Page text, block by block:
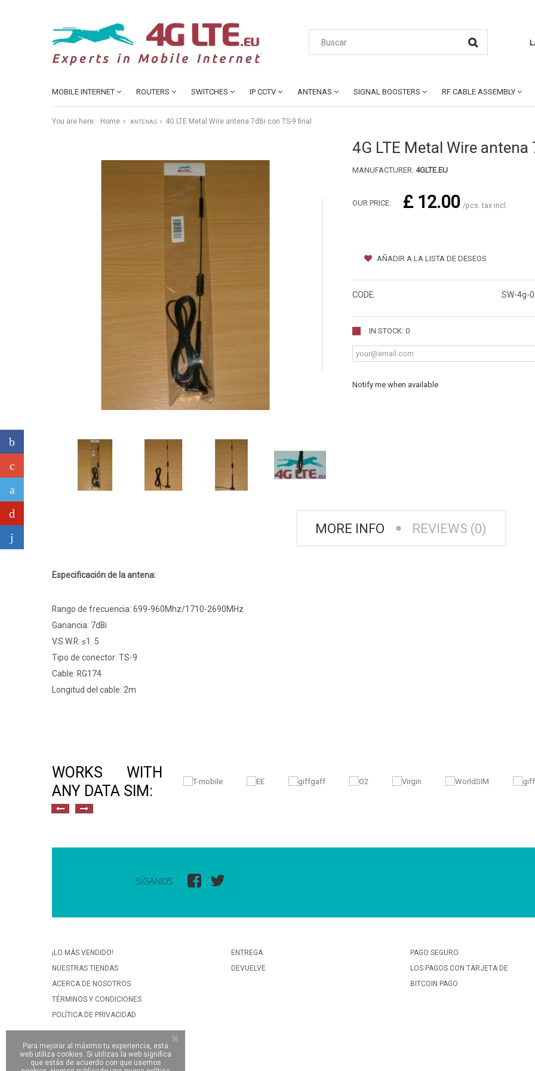
MOBILE INTERNET ROUTERS SWITCHES IP CCTV ANTENAS SIGNAL BOOSTERS RF CABLE ASSEMBLY
You are here: Home ANTENAS 4G LTE Metal Wire antena 7dBi con TS-9 final
4G LTE Metal Wire
MANUFACTURER: 4GLTE.EU
OUR PRICE: £ 12.00 /pcs. tax incl.
AÑADIR A LA LISTA DE DESEOS
CODE: SW-4g-
IN STOCK: 0
Notify me when available
MORE INFO REVIEWS (0)
Especificación de la antena:
Rango de frecuencia: 699-960Mhz/1710-2690MHz
Ganancia: 7dBi
V.S.W.R: ≤1. 5
Tipo de conector: TS-9
Cable: RG174
Longitud del cable: 2m
WORKS WITH
ANY DATA SIM:
SÍGANOS
¡LO MÁS VENDIDO!
NUESTRAS TIENDAS
ACERCA DE NOSOTROS
TÉRMINOS Y CONDICIONES
POLÍTICA DE PRIVACIDAD
ENTREGA
DEVUELVE
PAGO SEGURO
LOS PAGOS CON TARJETA DE
BITCOIN PAGO
Para mejorar al máximo tu experiencia, esta
web utiliza cookies. Si utilizas la web significa
que estás de acuerdo con que usemos